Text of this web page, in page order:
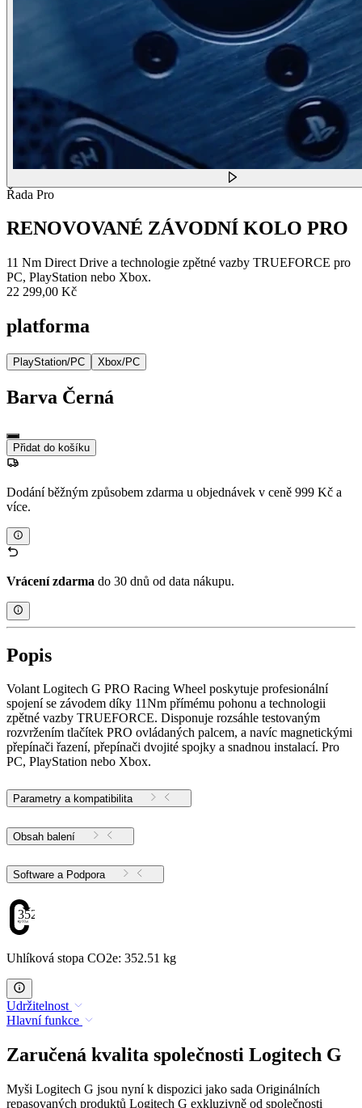
Řada Pro
RENOVOVANÉ ZÁVODNÍ KOLO PRO
11 Nm Direct Drive a technologie zpětné vazby TRUEFORCE pro
PC, PlayStation nebo Xbox.
22 299,00 Kč
platforma
PlayStation/PC Xbox/PC
Barva Černá
Přidat do košíku
Dodání běžným způsobem zdarma u objednávek v ceně 999 Kč a
více.
Vrácení zdarma do 30 dnů od data nákupu.
Popis
Volant Logitech G PRO Racing Wheel poskytuje profesionální
spojení se závodem díky 11Nm přímému pohonu a technologii
zpětné vazby TRUEFORCE. Disponuje rozsáhle testovaným
rozvržením tlačítek PRO ovládaných palcem, a navíc magnetickými
přepínači řazení, přepínači dvojité spojky a snadnou instalací. Pro
PC, PlayStation nebo Xbox.
Parametry a kompatibilita
Obsah balení
Software a Podpora
352.51
Uhlíková stopa CO2e: 352.51 kg
Udržitelnost
Hlavní funkce
Zaručená kvalita společnosti Logitech G
Myši Logitech G jsou nyní k dispozici jako sada Originálních
repasovaných produktů Logitech G exkluzivně od společnosti